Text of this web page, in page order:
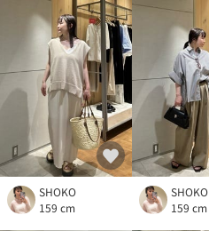
SHOKO
159 cm
SHOKO
159 cm